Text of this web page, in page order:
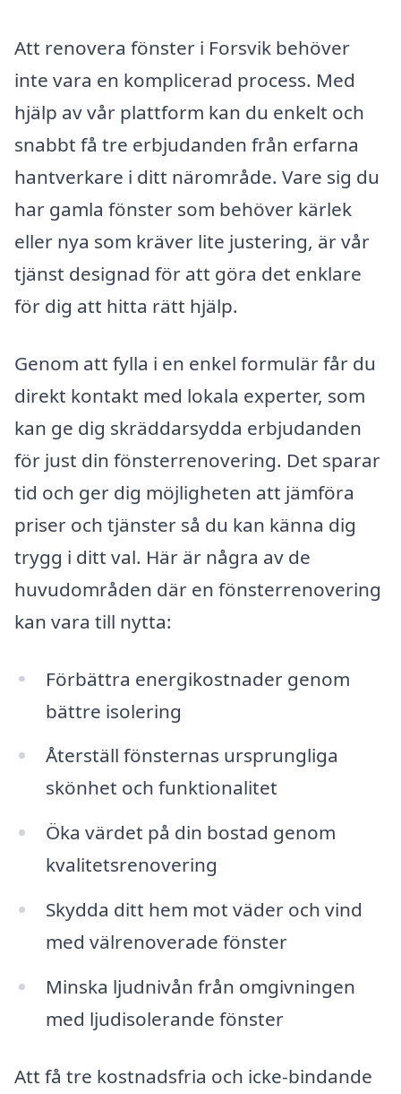
Att renovera fönster i Forsvik behöver
inte vara en komplicerad process. Med
hjälp av vår plattform kan du enkelt och
snabbt få tre erbjudanden från erfarna
hantverkare i ditt närområde. Vare sig du
har gamla fönster som behöver kärlek
eller nya som kräver lite justering, är vår
tjänst designad för att göra det enklare
för dig att hitta rätt hjälp.
Genom att fylla i en enkel formulär får du
direkt kontakt med lokala experter, som
kan ge dig skräddarsydda erbjudanden
för just din fönsterrenovering. Det sparar
tid och ger dig möjligheten att jämföra
priser och tjänster så du kan känna dig
trygg i ditt val. Här är några av de
huvudområden där en fönsterrenovering
kan vara till nytta:
Förbättra energikostnader genom
bättre isolering
Återställ fönsternas ursprungliga
skönhet och funktionalitet
Öka värdet på din bostad genom
kvalitetsrenovering
Skydda ditt hem mot väder och vind
med välrenoverade fönster
Minska ljudnivån från omgivningen
med ljudisolerande fönster
Att få tre kostnadsfria och icke-bindande